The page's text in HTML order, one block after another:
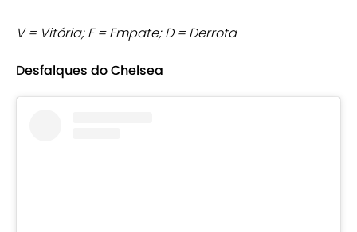
V = Vitória; E = Empate; D = Derrota
Desfalques do Chelsea